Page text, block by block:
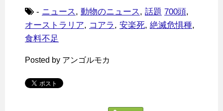
- ニュース, 動物のニュース, 話題 700頭,
オーストラリア, コアラ , 安楽死, 絶滅危惧種,
食料不足
Posted by アンゴルモカ